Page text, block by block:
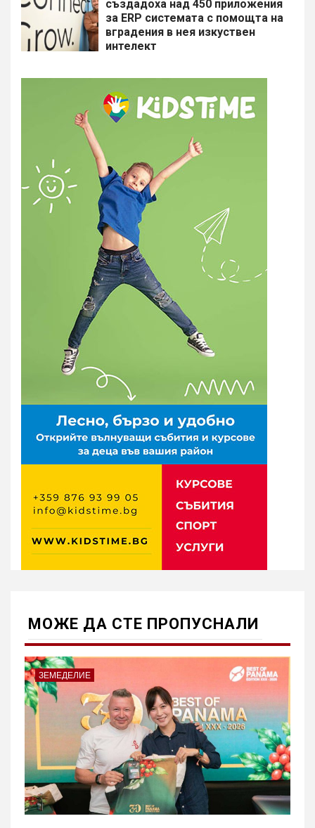
създадоха над 450 приложения
за ERP системата с помощта на
вградения в нея изкуствен
интелект
МОЖE ДА СТЕ ПРОПУСНАЛИ
ЗЕМЕДЕЛИЕ